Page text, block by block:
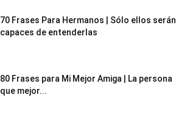
70 Frases Para Hermanos | Sólo ellos serán
capaces de entenderlas
80 Frases para Mi Mejor Amiga | La persona
que mejor...